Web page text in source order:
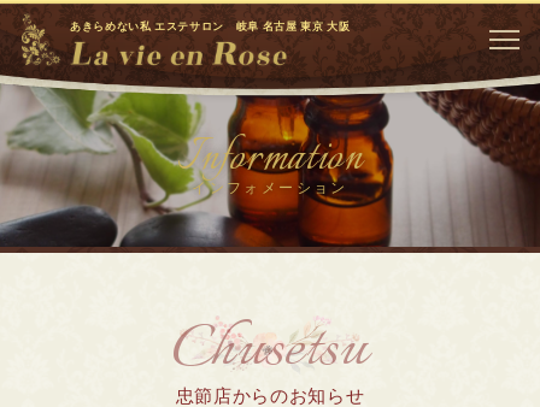
あきらめない私 エステサロン 岐阜 名古屋 東京 大阪
Information
インフォメーション
Chusetsu
忠節店からのお知らせ